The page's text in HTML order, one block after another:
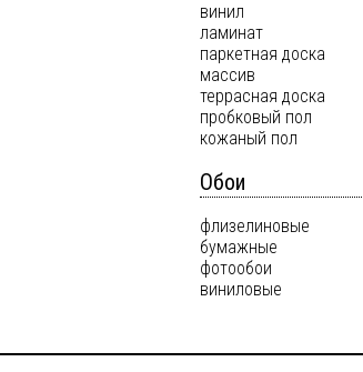
винил
ламинат
паркетная доска
массив
террасная доска
пробковый пол
кожаный пол
Обои
флизелиновые
бумажные
фотообои
виниловые